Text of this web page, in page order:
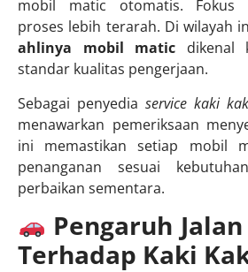
mobil matic otomatis. Fokus
proses lebih terarah. Di wilayah
ahlinya mobil matic dikenal
standar kualitas pengerjaan.
Sebagai penyedia service kaki
menawarkan pemeriksaan
ini memastikan setiap mobil
penanganan sesuai
perbaikan sementara.
Pengaruh
Terhadap Kaki